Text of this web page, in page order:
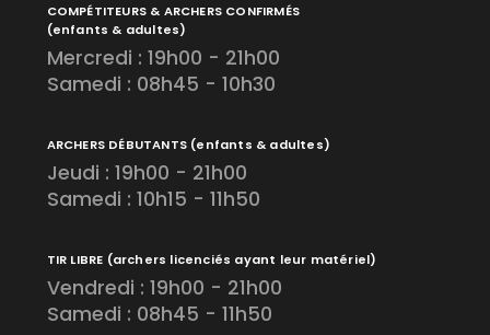
COMPÉTITEURS & ARCHERS CONFIRMÉS
(enfants & adultes)
Mercredi : 19h00 - 21h00
Samedi : 08h45 - 10h30
ARCHERS DÉBUTANTS (enfants & adultes)
Jeudi : 19h00 - 21h00
Samedi : 10h15 - 11h50
TIR LIBRE (archers licenciés ayant leur matériel)
Vendredi : 19h00 - 21h00
Samedi : 08h45 - 11h50